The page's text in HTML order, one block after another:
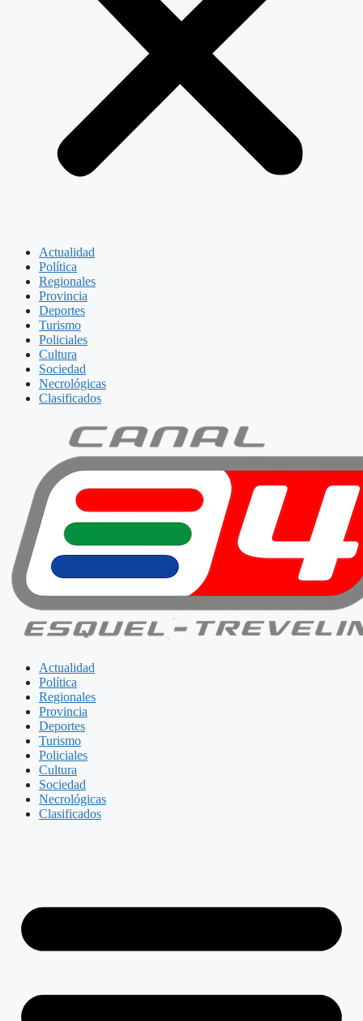
Actualidad
Política
Regionales
Provincia
Deportes
Turismo
Policiales
Cultura
Sociedad
Necrológicas
Clasificados
Actualidad
Política
Regionales
Provincia
Deportes
Turismo
Policiales
Cultura
Sociedad
Necrológicas
Clasificados